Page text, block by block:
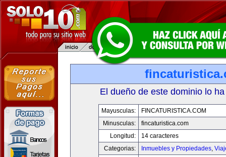
El dueño de este dominio lo
Mayusculas:
FINCATURISTICA.COM
Minusculas:
fincaturistica.com
Longitud:
14 caracteres
Categorias:
Inmuebles y Propiedades,